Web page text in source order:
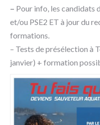
– Pour info, les candidats
et/ou PSE2 ET à jour du
formations.
– Tests de présélection à
janvier) + formation